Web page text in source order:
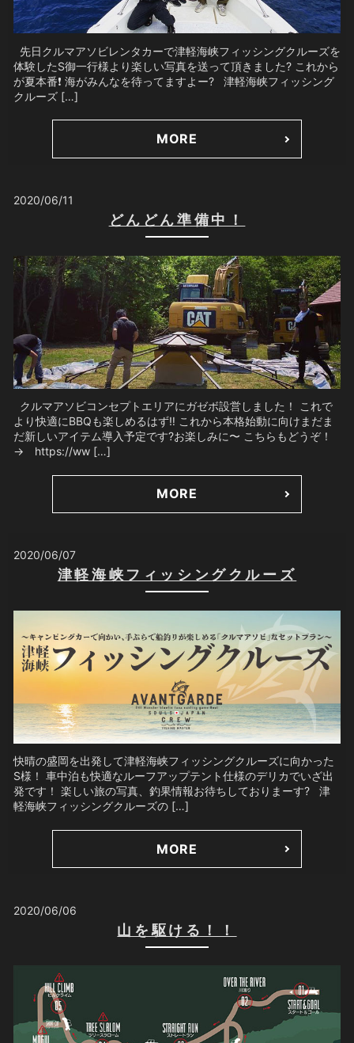
先日クルマアソビレンタカーで津軽海峡フィッシングクルーズを
体験したS御一行様より楽しい写真を送って頂きました? これから
が夏本番❗️ 海がみんなを待ってますよー? 津軽海峡フィッシング
クルーズ […]
MORE
2020/06/11
どんどん準備中！
クルマアソビコンセプトエリアにガゼボ設営しました！ これで
より快適にBBQも楽しめるはず‼️ これから本格始動に向けまだま
だ新しいアイテム導入予定です?お楽しみに〜 こちらもどうぞ！
→ https://ww […]
MORE
2020/06/07
津軽海峡フィッシングクルーズ
快晴の盛岡を出発して津軽海峡フィッシングクルーズに向かった
S様！ 車中泊も快適なルーフアップテント仕様のデリカでいざ出
発です！ 楽しい旅の写真、釣果情報お待ちしておりまーす? 津
軽海峡フィッシングクルーズの […]
MORE
2020/06/06
山を駆ける！！